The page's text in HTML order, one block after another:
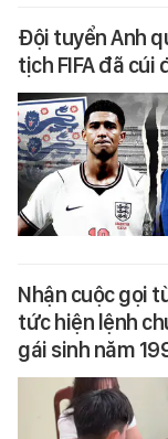
Đội tuyển Anh
tịch FIFA đã cúi
Nhận cuộc gọi
tức hiện lệnh
gái sinh năm